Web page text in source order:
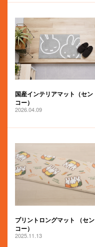
国産インテリアマット（セン
コー）
2026.04.09
プリントロングマット （セン
コー）
2025.11.13